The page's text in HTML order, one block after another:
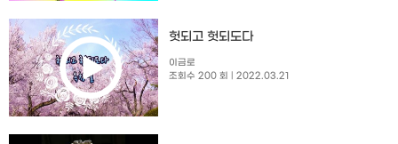
헛되고 헛되도다
이금로
조회수 200 회
| 2022.03.21